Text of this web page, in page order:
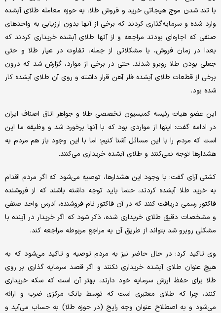
با تند شدن موج هیجاتی خرید و فروش طلا، به حوزه معامله طلای آبشده
وارد شده و سرمایه‌گذاری کردند که برخی از آنها بدون ارزیابی به واحدهای
صنفی که اجاره‌ای بودند مراجعه و از آنها طلای آبشده خریداری کردند که
بعدا در زمان فروش، با مشکلاتی از جمله، تفاوت در عیار طلا و حتی
جعلی بودن طلا روبرو شدند. حتی در برخی از موارد، گزارش شد که درون
برخی از قطعات طلای آبشده فلز آهن قرار داشته و روی آن طلای آبشده کار
شده بود.
این عضو هیات رئیسه کمیسیون تخصصی طلا و جواهر اتاق اصناف ایران
در ادامه گفت: اینها از مواردی بود که با آنها برخورد شد و وظیفه ما این
است که مردم را با این مسائل آشنا کنیم؛ اما با این وجود باز هم مردم به
هشدارها توجه نمی‌کنند و طلای آبشده خریداری می‌کنند.
کشتی آرای گفت: با وجود این هشدارها، توصیه می‌شود که اگر مردم اقدام
به خرید طلا آبشده کردند، حتما باید توجه داشته باشند که از فروشنده
فاکتور رسمی دریافت کنند که در آن فاکتور نام فروشنده، آدرس واحد صنفی
و مشخصات دقیق طلای خریداری شده، ذکر شود که اگر خریدار در آینده با
مشکلی روبرو شد بتواند از طریق آن به مراجع مربوطه مراجعه کند.
وی تاکید کرد: در حال حاضر نیز به مردم توصیه و تاکید می‌شود که به
هیچ عنوان طلای آبشده خریداری نکنند و اگر قصد سرمایه گذاری بر روی
طلا برای حفظ ارزش سرمایه خود دارند، بهتر آن است که سکه خریداری
کنند، چرا که طلای معتبری است که توسط بانک مرکزی ضرب و ارائه
می‌شود و به اصطلاح عنوان وجه رایج (در حوزه طلا) به حساب می‌آید و